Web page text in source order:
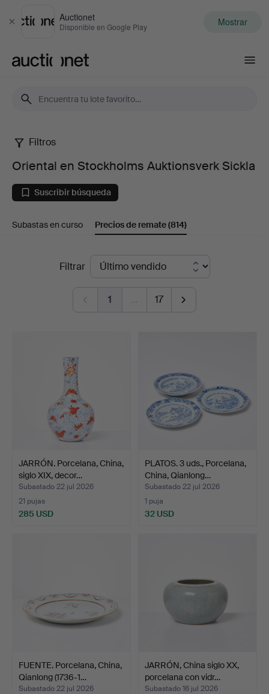
Cerrar
Auctionet
Disponible en Google Play Mostrar
Oriental
en
Stockholms
Auktionsverk
Filtros
Oriental en Stockholms Auktionsverk Sickla
Suscribir búsqueda
Subastas en curso Precios de remate(814)
Filtrar
1 … 17
JARRÓN. Porcelana, China,
siglo XIX, decor…
Subastado 22 jul 2026
21 pujas
285 USD
PLATOS. 3 uds., Porcelana,
China, Qianlong…
Subastado 22 jul 2026
1 puja
32 USD
FUENTE. Porcelana, China,
Qianlong (1736-1…
Subastado 22 jul 2026
JARRÓN, China siglo XX,
porcelana con vidr…
Subastado 16 jul 2026